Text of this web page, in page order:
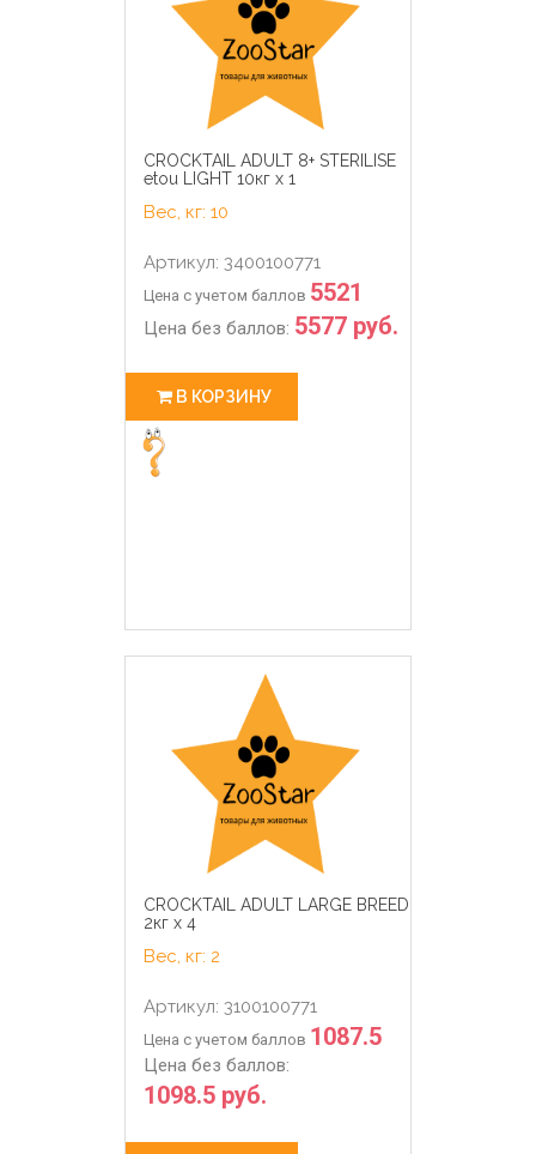
CROCKTAIL ADULT 8+ STERILISE
etou LIGHT 10кг х 1
Вес, кг: 10
Артикул: 3400100771
Цена с учетом баллов 5521
Цена без баллов: 5577 руб.
В КОРЗИНУ
CROCKTAIL ADULT LARGE BREED
2кг х 4
Вес, кг: 2
Артикул: 3100100771
Цена с учетом баллов 1087.5
Цена без баллов:
1098.5 руб.